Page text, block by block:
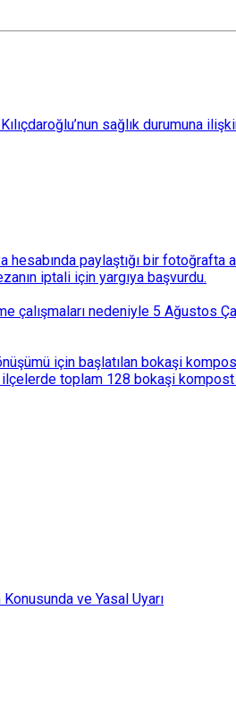
sağlık durumuna
paylaştığı bir
iptali için yargıya başvurdu.
çalışmaları nedeniyle 5 Ağustos
için başlatılan bokaşi
ilçelerde toplam 128 bokaşi
Konusunda ve Yasal Uyarı